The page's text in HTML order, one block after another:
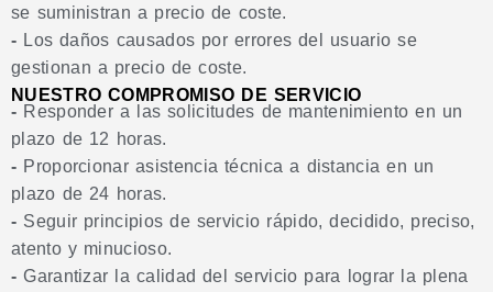
se suministran a precio de coste.
- Los daños causados por errores del usuario se
gestionan a precio de coste.
NUESTRO COMPROMISO DE SERVICIO
- Responder a las solicitudes de mantenimiento en un
plazo de 12 horas.
- Proporcionar asistencia técnica a distancia en un
plazo de 24 horas.
- Seguir principios de servicio rápido, decidido, preciso,
atento y minucioso.
-Garantizar la calidad del servicio para lograr la plena